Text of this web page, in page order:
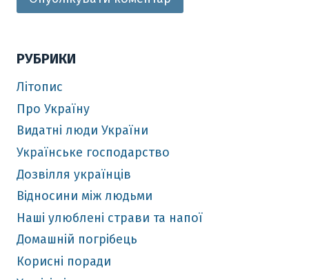
РУБРИКИ
Літопис
Про Україну
Видатні люди України
Українське господарство
Дозвілля українців
Відносини між людьми
Наші улюблені страви та напої
Домашній погрібець
Корисні поради